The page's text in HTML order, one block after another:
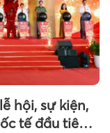
hội, sự kiện,
tế đầu tiên